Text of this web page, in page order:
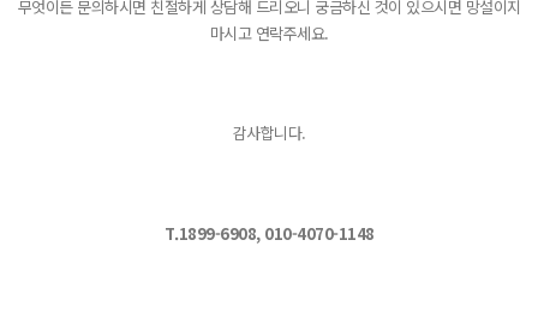
무엇이든 문의하시면 친절하게 상담해 드리오니 궁금하신 것이 있으시면 망설이지
마시고 연락주세요.
감사합니다.
T.1899-6908, 010-4070-1148